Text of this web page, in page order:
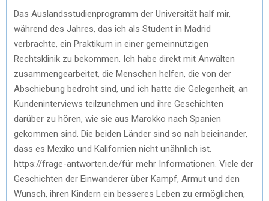
Das Auslandsstudienprogramm der Universität half mir,
während des Jahres, das ich als Student in Madrid
verbrachte, ein Praktikum in einer gemeinnützigen
Rechtsklinik zu bekommen. Ich habe direkt mit Anwälten
zusammengearbeitet, die Menschen helfen, die von der
Abschiebung bedroht sind, und ich hatte die Gelegenheit, an
Kundeninterviews teilzunehmen und ihre Geschichten
darüber zu hören, wie sie aus Marokko nach Spanien
gekommen sind. Die beiden Länder sind so nah beieinander,
dass es Mexiko und Kalifornien nicht unähnlich ist.
https://frage-antworten.de/für mehr Informationen. Viele der
Geschichten der Einwanderer über Kampf, Armut und den
Wunsch, ihren Kindern ein besseres Leben zu ermöglichen,